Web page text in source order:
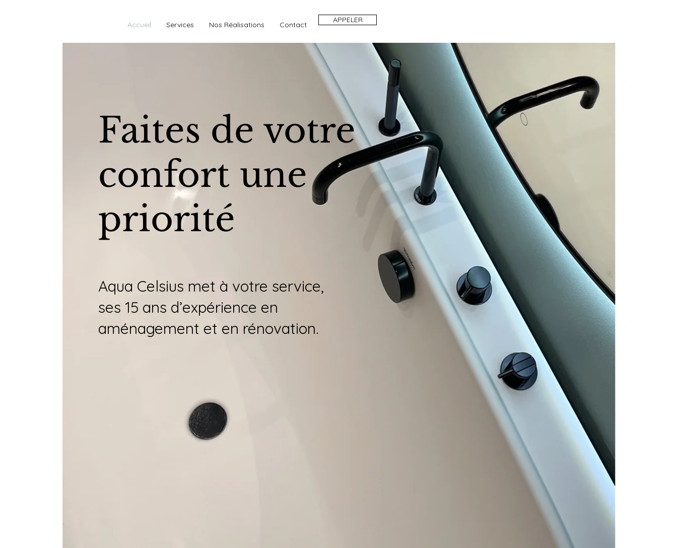
Accueil Services Nos Réalisations Contact
APPELER
Faites de votre
confort une
priorité
Aqua Celsius met à votre service,
ses 15 ans d’expérience en
aménagement et en rénovation.